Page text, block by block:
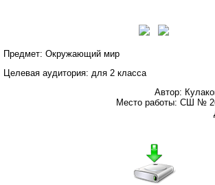
Предмет: Окружающий мир
Целевая аудитория: для 2 класса
Автор:
Место работы: СШ №